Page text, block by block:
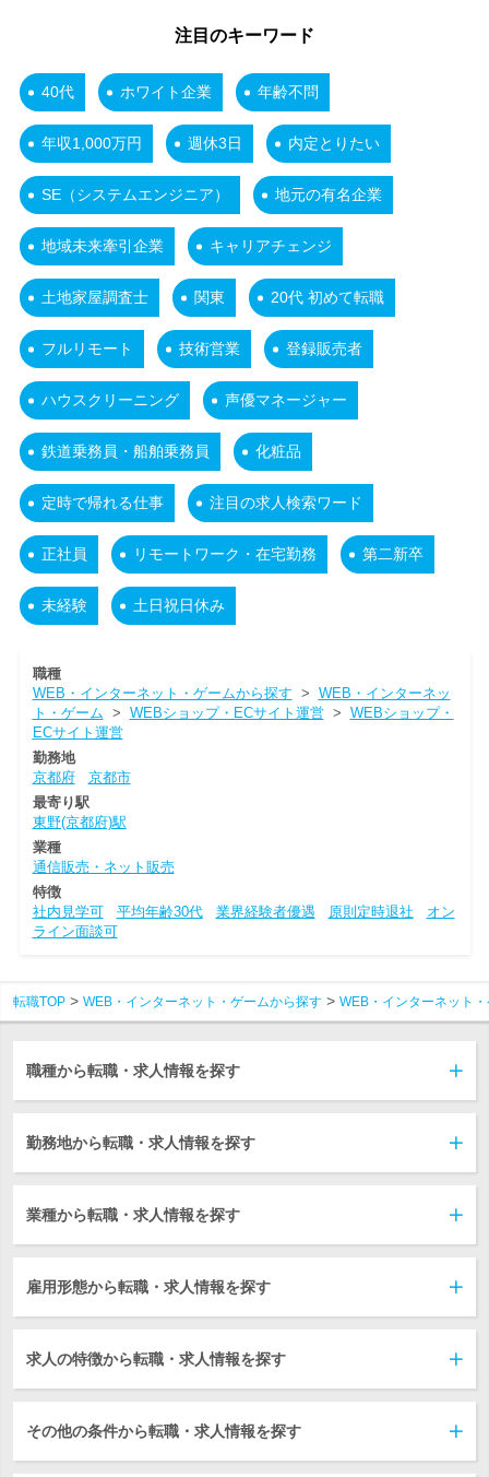
注目のキーワード
40代 ホワイト企業 年齢不問
年収1,000万円 週休3日 内定とりたい
SE（システムエンジニア） 地元の有名企業
地域未来牽引企業 キャリアチェンジ
土地家屋調査士 関東 20代 初めて転職
フルリモート 技術営業 登録販売者
ハウスクリーニング 声優マネージャー
鉄道乗務員・船舶乗務員 化粧品
定時で帰れる仕事 注目の求人検索ワード
正社員 リモートワーク・在宅勤務 第二新卒
未経験 土日祝日休み
職種
WEB・インターネット・ゲームから探す > WEB・インターネッ
ト・ゲーム > WEBショップ・ECサイト運営> WEBショップ・
ECサイト運営
勤務地
京都府
京都市
最寄り駅
東野(京都府)駅
業種
通信販売・ネット販売
特徴
社内見学可
平均年齢30代 業界経験者優遇 原則定時退社
オン
ライン面談可
転職TOP WEB・インターネット・ゲームから探す WEB・インターネット
職種から転職・求人情報を探す
勤務地から転職・求人情報を探す
業種から転職・求人情報を探す
雇用形態から転職・求人情報を探す
求人の特徴から転職・求人情報を探す
その他の条件から転職・求人情報を探す